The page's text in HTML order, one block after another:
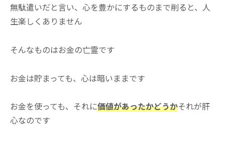
無駄遣いだと言い、心を豊かにするものまで削ると、人
生楽しくありません
そんなものはお金の亡霊です
お金は貯まっても、心は暗いままです
お金を使っても、それに価値があったかどうかそれが肝
心なのです